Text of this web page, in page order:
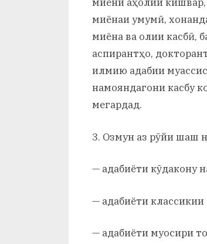
миёнаи умумӣ,
миёна ва олии касбӣ,
аспирантҳо,
илмию адабии
намояндагони касбу
мегардад.
3. Озмун аз рӯйи шаш
— адабиёти кӯдакону
— адабиёти классикии
— адабиёти муосири